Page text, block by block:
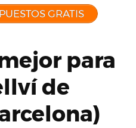
GRATIS
para
de